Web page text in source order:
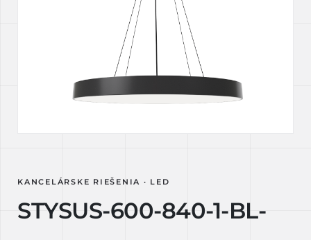
KANCELÁRSKE RIEŠENIA · LED
STYSUS-600-840-1-BL-